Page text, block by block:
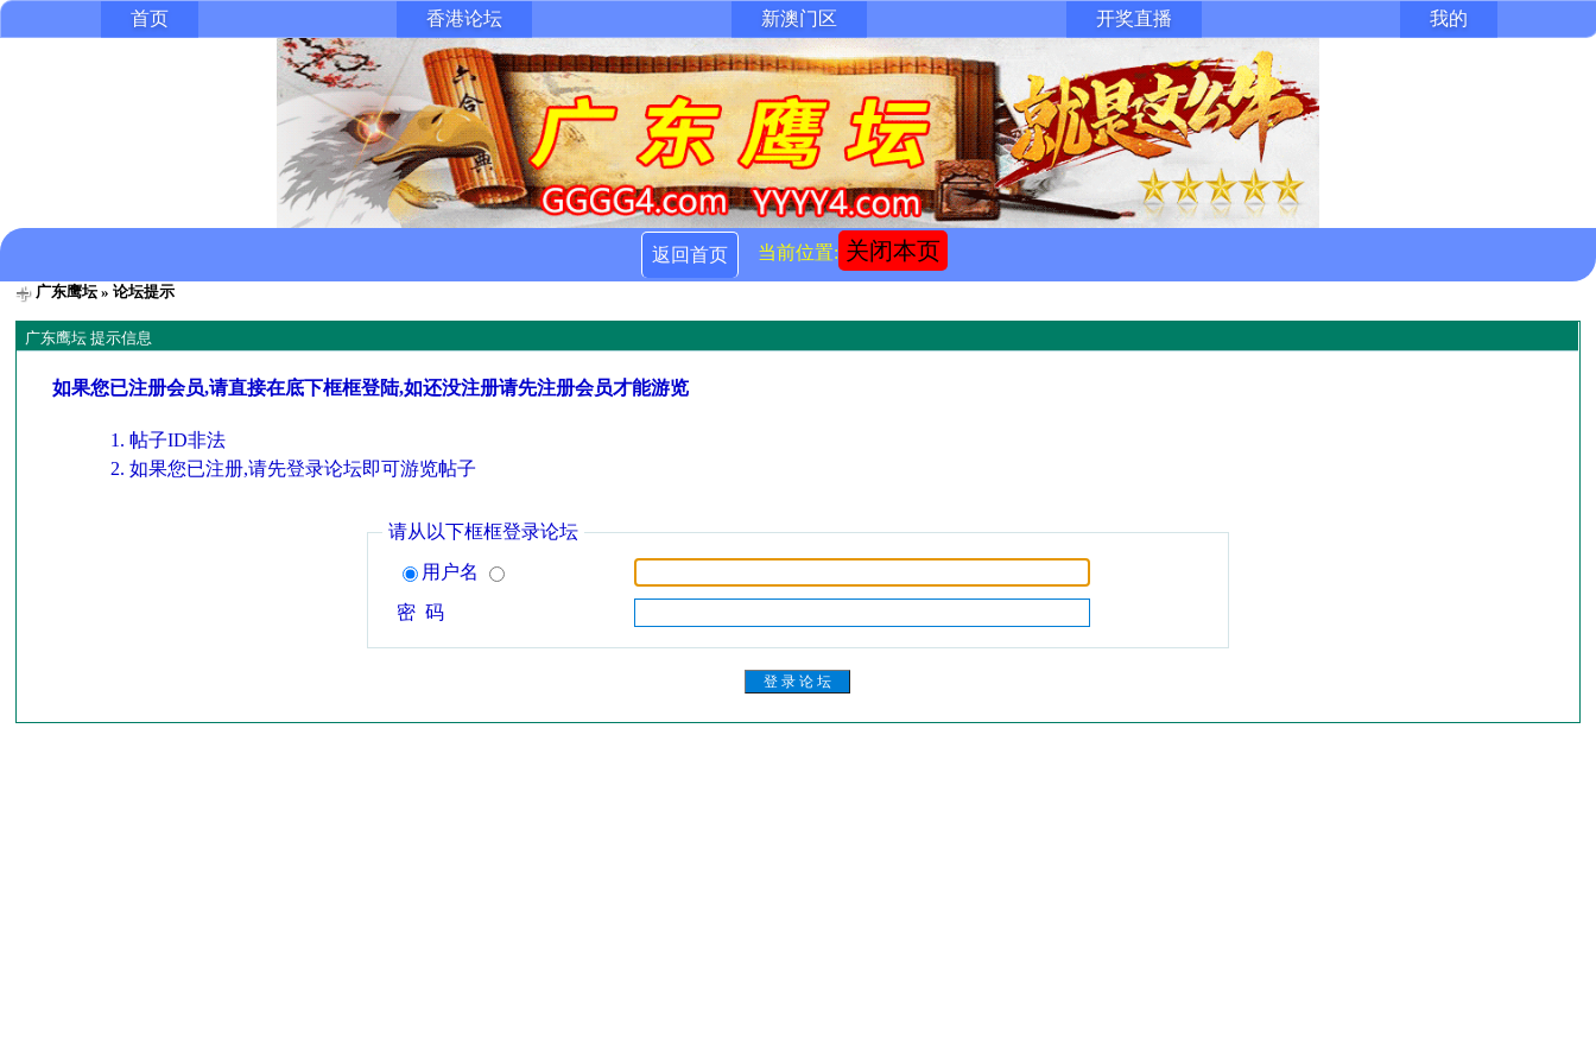
首页 香港论坛 新澳门区 开奖直播 我的
返回首页 当前位置: 关闭本页
广东鹰坛» 论坛提示
广东鹰坛 提示信息
如果您已注册会员,请直接在底下框框登陆,如还没注册请先注册会员才能游览
帖子ID非法
如果您已注册,请先登录论坛即可游览帖子
请从以下框框登录论坛
用户名
密 码